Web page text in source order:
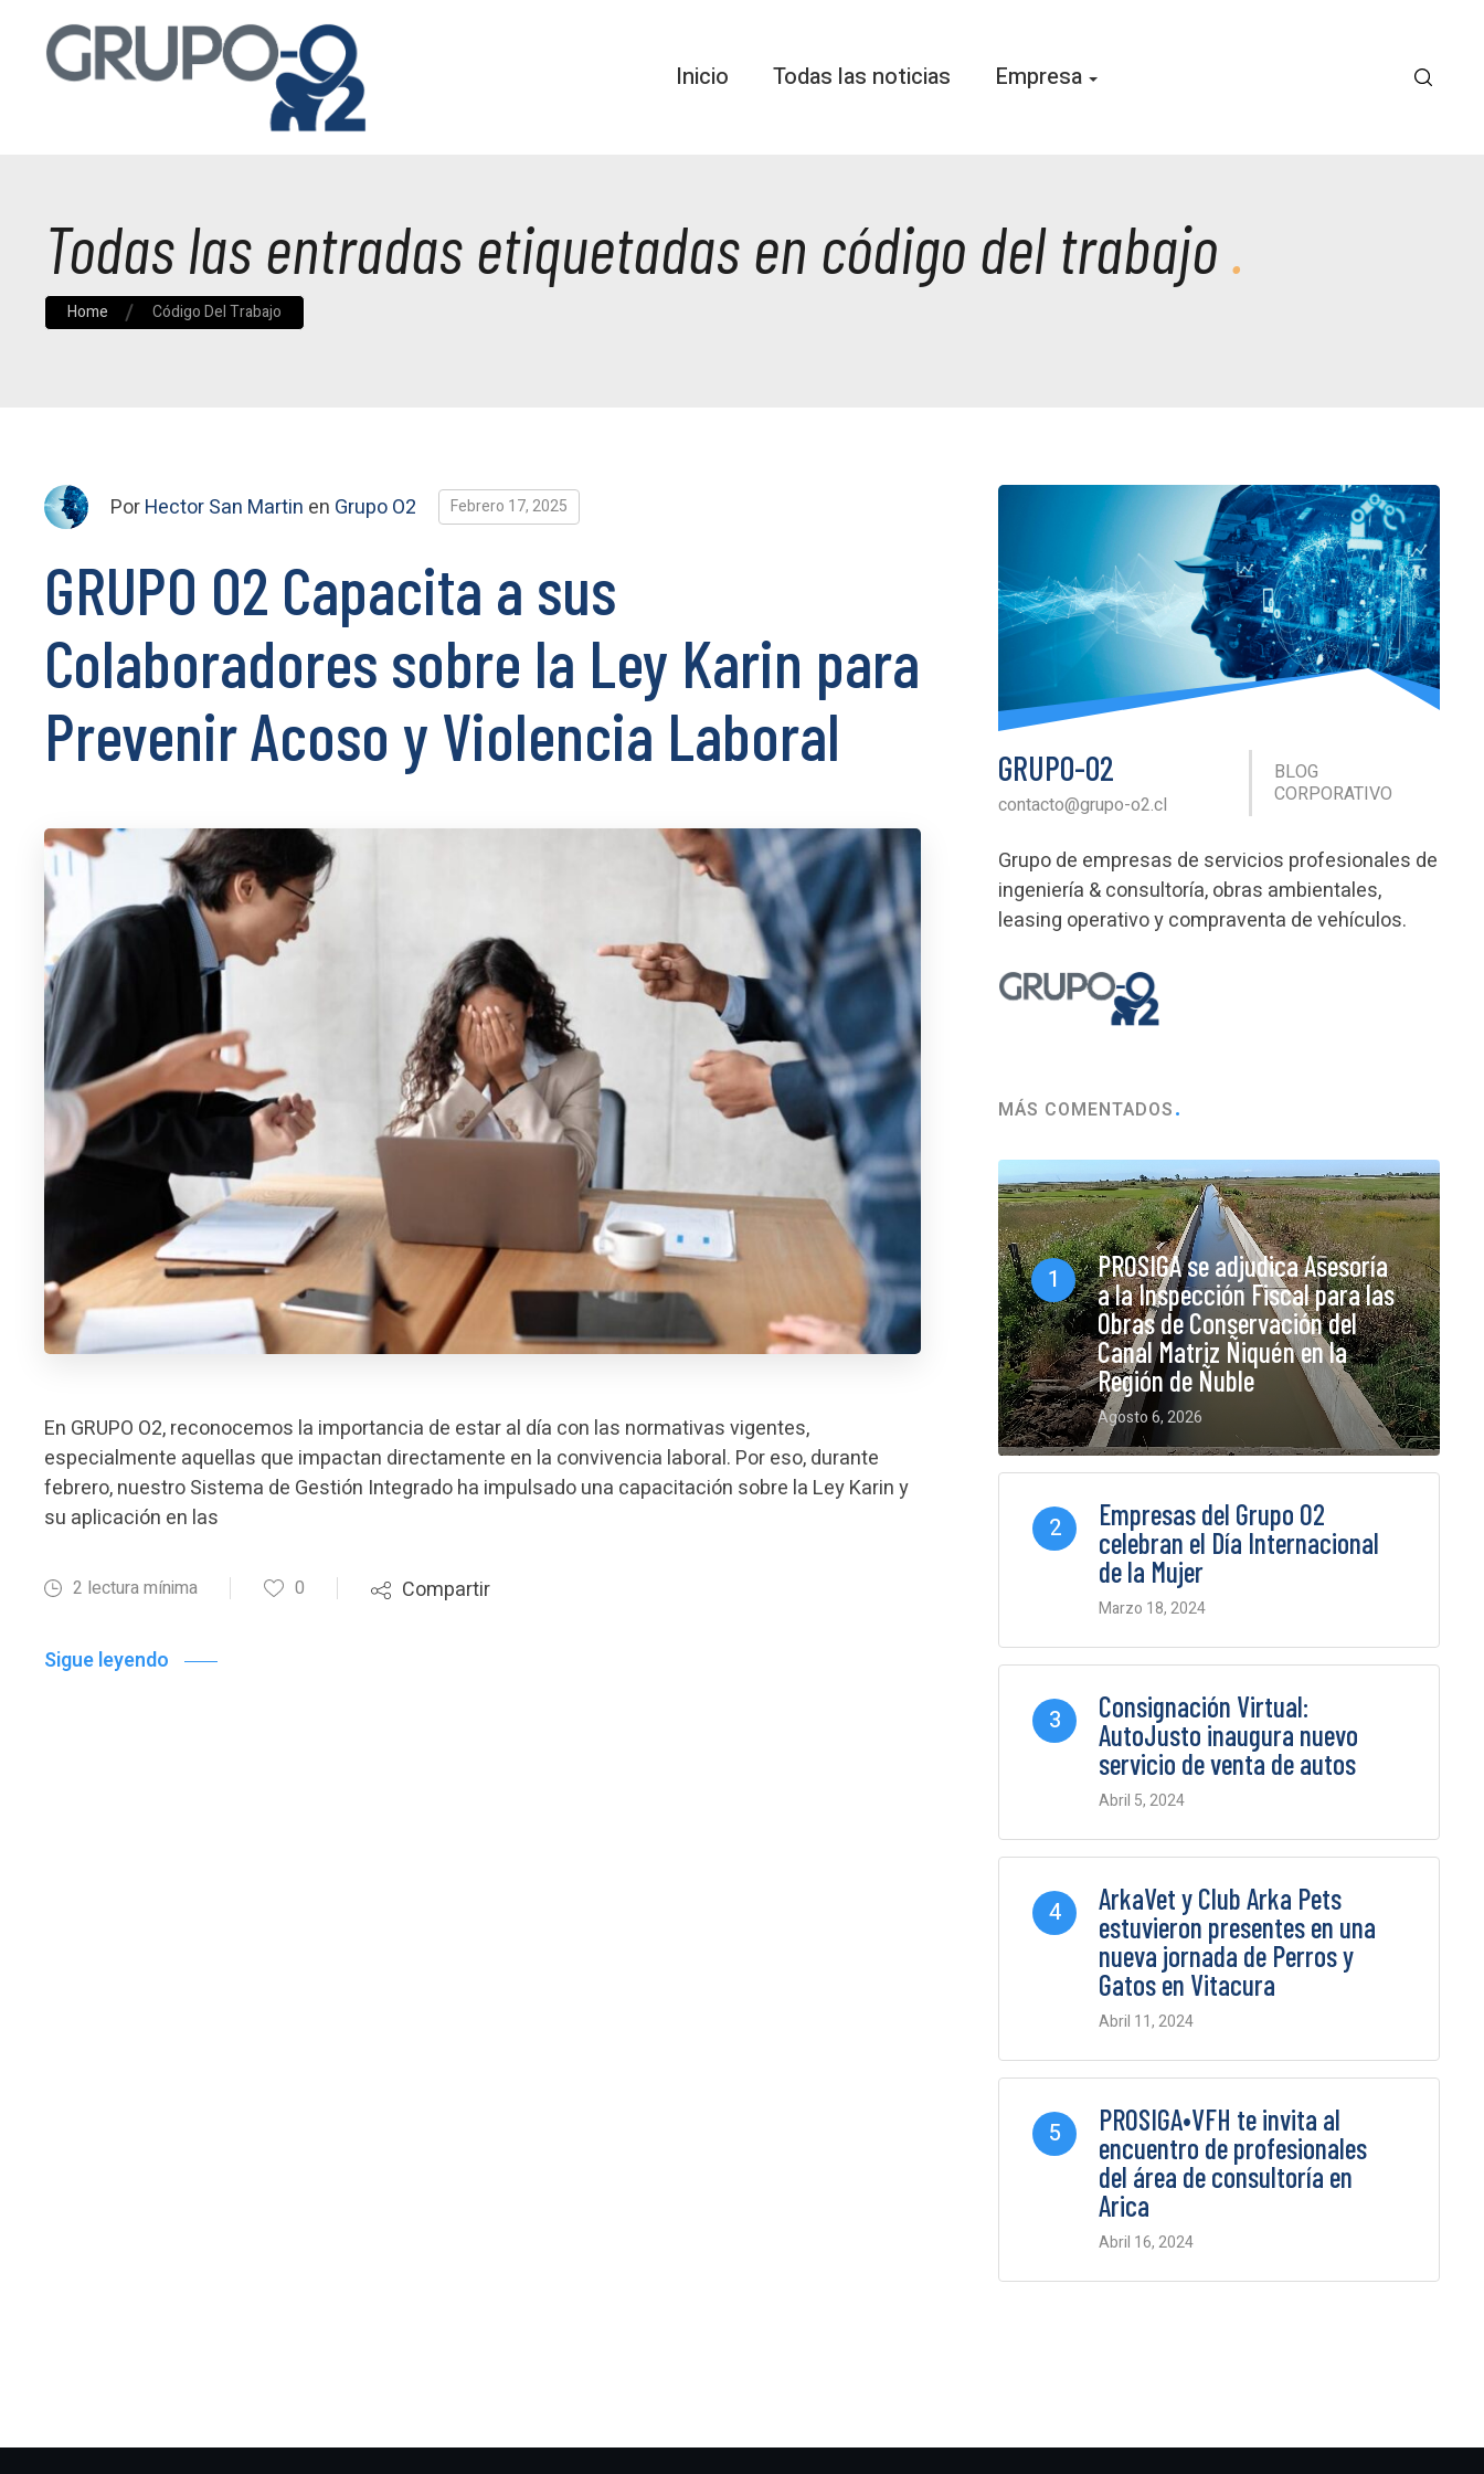
Inicio Todas las noticias Empresa
Todas las entradas etiquetadas en código del trabajo
Home Código Del Trabajo
PorHector San Martin en Grupo O2 Febrero 17, 2025
GRUPO O2 Capacita a sus
Colaboradores sobre la Ley Karin para
Prevenir Acoso y Violencia Laboral
En GRUPO O2, reconocemos la importancia de estar al día con las normativas vigentes,
especialmente aquellas que impactan directamente en la convivencia laboral. Por eso, durante
febrero, nuestro Sistema de Gestión Integrado ha impulsado una capacitación sobre la Ley Karin y
su aplicación en las
2 lectura mínima 0 Compartir
Sigue leyendo
GRUPO-O2
contacto@grupo-o2.cl
BLOG
CORPORATIVO
Grupo de empresas de servicios profesionales de
ingeniería & consultoría, obras ambientales,
leasing operativo y compraventa de vehículos.
MÁS COMENTADOS
1
PROSIGA se adjudica Asesoría
a la Inspección Fiscal para las
Obras de Conservación del
Canal Matriz Ñiquén en la
Región de Ñuble
Agosto 6, 2026
0 Comments
2
Empresas del Grupo O2
celebran el Día Internacional
de la Mujer
Marzo 18, 2024
3
Consignación Virtual:
AutoJusto inaugura nuevo
servicio de venta de autos
Abril 5, 2024
4
ArkaVet y Club Arka Pets
estuvieron presentes en una
nueva jornada de Perros y
Gatos en Vitacura
Abril 11, 2024
5
PROSIGA•VFH te invita al
encuentro de profesionales
del área de consultoría en
Arica
Abril 16, 2024